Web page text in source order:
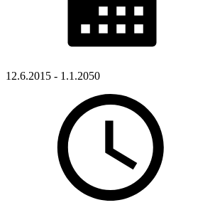
12.6.2015 - 1.1.2050